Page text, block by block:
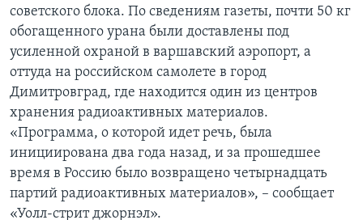
советского блока. По сведениям газеты, почти 50 кг
обогащенного урана были доставлены под
усиленной охраной в варшавский аэропорт, а
оттуда на российском самолете в город
Димитровград, где находится один из центров
хранения радиоактивных материалов.
«Программа, о которой идет речь, была
инициирована два года назад, и за прошедшее
время в Россию было возвращено четырнадцать
партий радиоактивных материалов», – сообщает
«Уолл-стрит джорнэл».